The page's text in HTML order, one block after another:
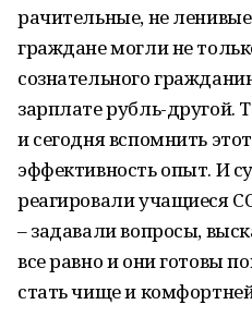
рачительные, не
граждане могли не
сознательного
зарплате рубль-другой.
и сегодня вспомнить
эффективность опыт. И
реагировали учащиеся
– задавали вопросы,
все равно и они готовы
стать чище и